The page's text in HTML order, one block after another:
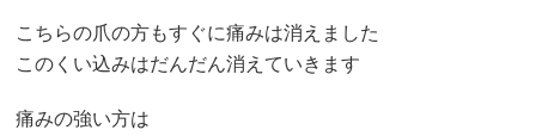
こちらの爪の方もすぐに痛みは消えました
このくい込みはだんだん消えていきます
痛みの強い方は